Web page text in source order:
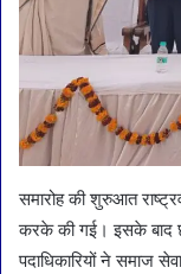
समारोह की शुरुआत
करके की गई। इसके बाद
पदाधिकारियों ने समाज